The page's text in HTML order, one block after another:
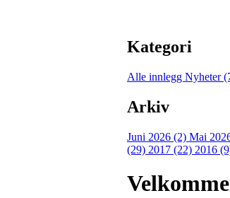
Kategori
Alle innlegg Nyheter
Arkiv
Juni 2026 (2) Mai
(29) 2017 (22) 2016